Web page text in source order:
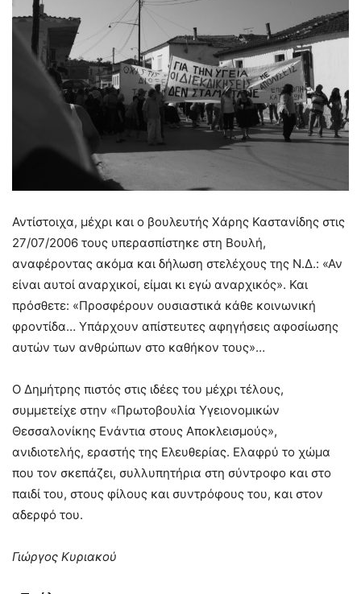
Αντίστοιχα, μέχρι και ο βουλευτής Χάρης Καστανίδης στις
27/07/2006 τους υπερασπίστηκε στη Βουλή,
αναφέροντας ακόμα και δήλωση στελέχους της Ν.Δ.: «Αν
είναι αυτοί αναρχικοί, είμαι κι εγώ αναρχικός». Και
πρόσθετε: «Προσφέρουν ουσιαστικά κάθε κοινωνική
φροντίδα… Υπάρχουν απίστευτες αφηγήσεις αφοσίωσης
αυτών των ανθρώπων στο καθήκον τους»…
Ο Δημήτρης πιστός στις ιδέες του μέχρι τέλους,
συμμετείχε στην «Πρωτοβουλία Υγειονομικών
Θεσσαλονίκης Ενάντια στους Αποκλεισμούς»,
ανιδιοτελής, εραστής της Ελευθερίας. Ελαφρύ το χώμα
που τον σκεπάζει, συλλυπητήρια στη σύντροφο και στο
παιδί του, στους φίλους και συντρόφους του, και στον
αδερφό του.
Γιώργος Κυριακού